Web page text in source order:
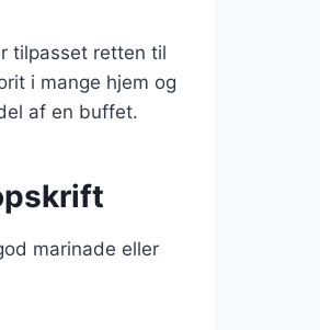
tilpasset retten til
i mange hjem og
af en buffet.
marinade eller